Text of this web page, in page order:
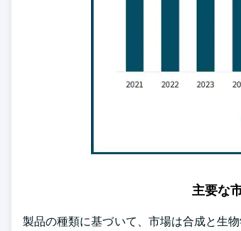
主要な
製品の種類に基づいて、市場は合成と生